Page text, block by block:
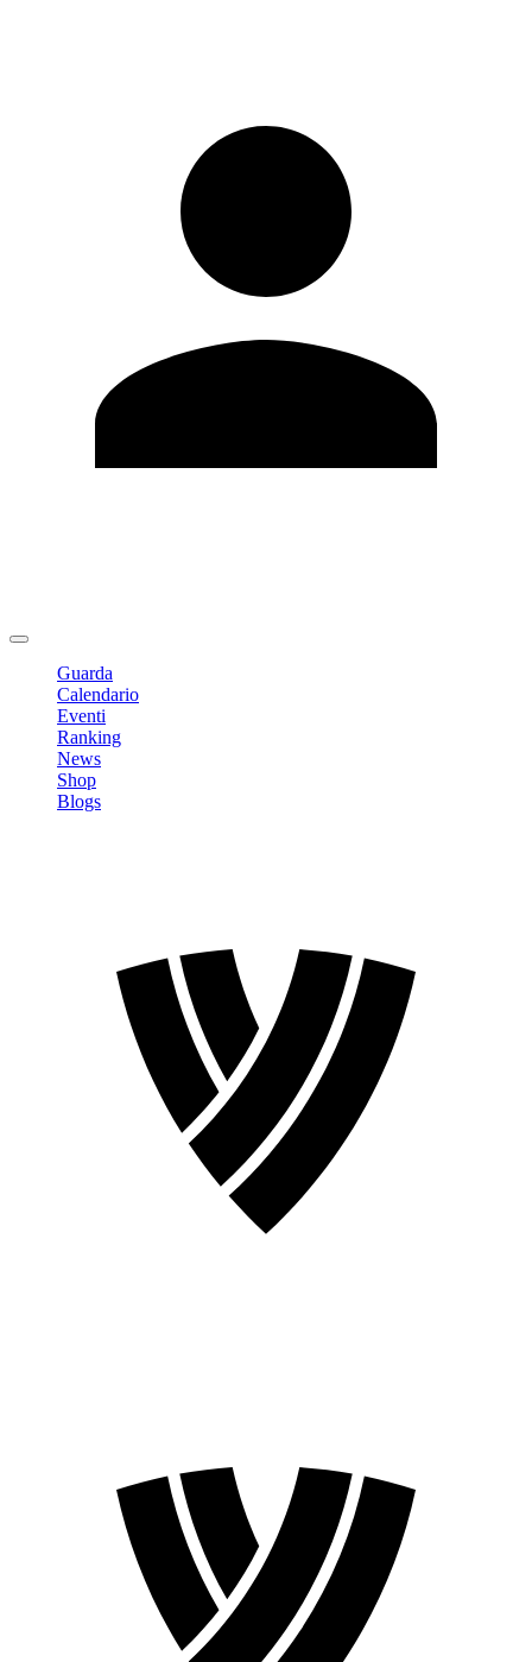
Guarda
Calendario
Eventi
Ranking
News
Shop
Blogs